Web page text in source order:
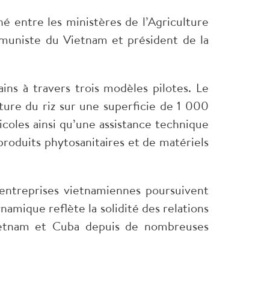
entre les ministères de l’Agriculture
du Vietnam et président de la
à travers trois modèles pilotes. Le
du riz sur une superficie de 1 000
ainsi qu’une assistance technique
phytosanitaires et de matériels
vietnamiennes poursuivent
reflète la solidité des relations
et Cuba depuis de nombreuses